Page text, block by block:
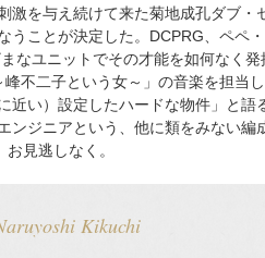
激を与え続けて来た菊地成孔ダブ
うことが決定した。DCPRG、ペペ
なユニットでその才能を如何なく
不二子という女～」の音楽を担当
近い）設定したハードな物件」と
ンジニアという、他に類をみない
見逃しなく。
Kikuchi